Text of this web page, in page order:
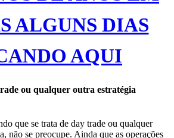
ALGUNS DIAS
AQUI
ou qualquer outra estratégia
que se trata de day trade ou qualquer
não se preocupe. Ainda que as operações